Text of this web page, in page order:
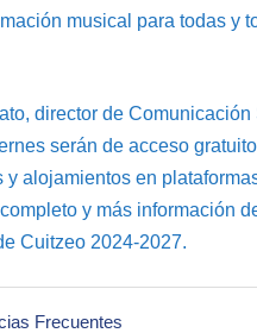
musical para todas y
director de
serán de acceso
y alojamientos en
y más información
Cuitzeo 2024-2027.
Frecuentes